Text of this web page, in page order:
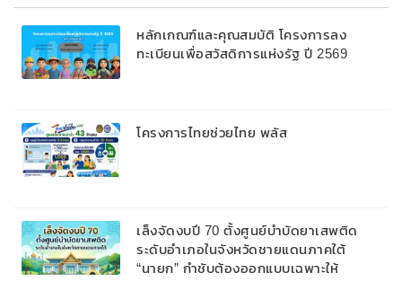
หลักเกณฑ์และคุณสมบัติ โครงการลง
ทะเบียนเพื่อสวัสดิการแห่งรัฐ ปี 2569
โครงการไทยช่วยไทย พลัส
เล็งจัดงบปี 70 ตั้งศูนย์บำบัดยาเสพติด
ระดับอำเภอในจังหวัดชายแดนภาคใต้
“นายก” กำชับต้องออกแบบเฉพาะให้